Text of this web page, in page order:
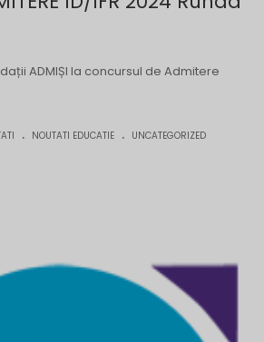
ADMIȘI la concursul de Admitere
. NOUTATI EDUCATIE . UNCATEGORIZED